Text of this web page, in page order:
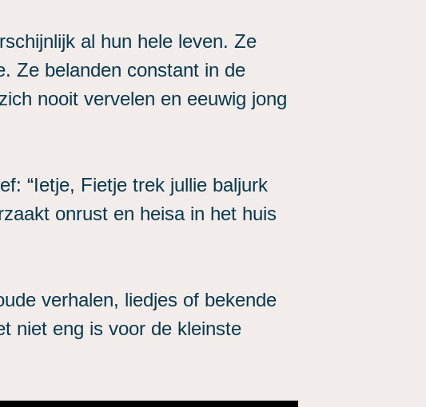
al hun hele leven. Ze
Ze belanden constant in de
nooit vervelen en eeuwig jong
“Ietje, Fietje trek jullie baljurk
onrust en heisa in het huis
verhalen, liedjes of bekende
niet eng is voor de kleinste